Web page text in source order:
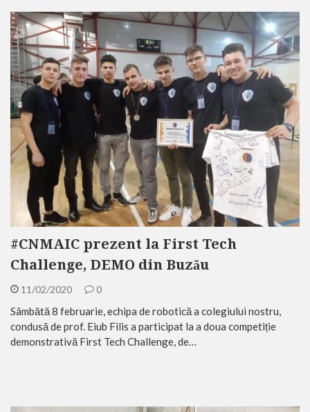
#CNMAIC prezent la First Tech
Challenge, DEMO din Buzău
11/02/2020 0
Sâmbătă 8 februarie, echipa de robotică a colegiului nostru,
condusă de prof. Eiub Filis a participat la a doua competiție
demonstrativă First Tech Challenge, de…